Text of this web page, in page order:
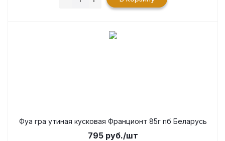
Фуа гра утиная кусковая Франционт 85г пб Беларусь
795 руб./шт